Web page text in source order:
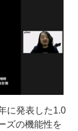
に発表した1.0
ズの機能性を